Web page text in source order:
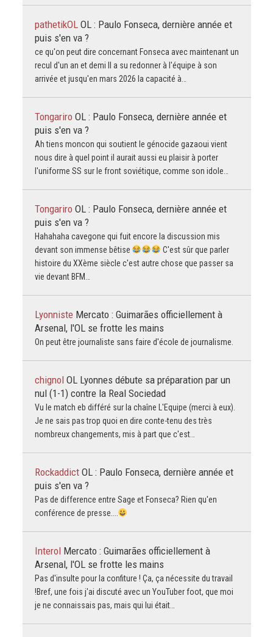
pathetikOL OL : Paulo Fonseca, dernière année et
puis s'en va ?
ce qu'on peut dire concernant Fonseca avec maintenant un
recul d'un an et demi Il a su redonner à l'équipe à son
arrivée et jusqu'en mars 2026 la capacité à…
Tongariro OL : Paulo Fonseca, dernière année et
puis s'en va ?
Ah tiens moncon qui soutient le génocide gazaoui vient
nous dire à quel point il aurait aussi eu plaisir à porter
l'uniforme SS sur le front soviétique, comme son idole…
Tongariro OL : Paulo Fonseca, dernière année et
puis s'en va ?
Hahahaha cavegone qui fuit encore la discussion mis
devant son immense bêtise
C'est sûr que parler
histoire du XXème siècle c'est autre chose que passer sa
vie devant BFM…
Lyonniste Mercato : Guimarães officiellement à
Arsenal, l'OL se frotte les mains
On peut être journaliste sans faire d'école de journalisme.
chignol OL Lyonnes débute sa préparation par un
nul (1-1) contre la Real Sociedad
Vu le match eb différé sur la chaîne L'Equipe (merci à eux).
Je ne sais pas trop quoi en dire conte-tenu des très
nombreux changements, mis à part que c'est…
Rockaddict OL : Paulo Fonseca, dernière année et
puis s'en va ?
Pas de difference entre Sage et Fonseca? Rien qu'en
conférence de presse....
Interol Mercato : Guimarães officiellement à
Arsenal, l'OL se frotte les mains
Pas d'insulte pour la confiture ! Ça, ça nécessite du travail
!Bref, une fois j'ai discuté avec un YouTuber foot, que moi
je ne connaissais pas, mais qui lui était…